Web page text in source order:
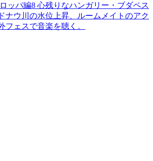
ッパ編8 心残りなハンガリー・ブダペス
ナウ川の水位上昇、ルームメイトのアク
フェスで音楽を聴く。